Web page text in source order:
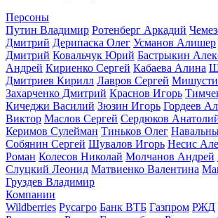
Персоны
Путин Владимир Ротенберг Аркадий
Дмитрий Дерипаска Олег Усманов Алишер
Дмитрий Ковальчук Юрий Бастрыкин
Андрей Кириенко Сергей Кабаева Алина
Дмитриев Кирилл Лавров Сергей
Захарченко Дмитрий Краснов Игорь
Кичеджи Василий Зюзин Игорь Гордеев
Виктор Маслов Сергей Сердюков
Керимов Сулейман Тиньков Олег
Собянин Сергей Шувалов Игорь Несис
Роман Колесов Николай Молчанов Андрей
Слуцкий Леонид Матвиенко Валентина
Груздев Владимир
Компании
Wildberries Русагро Банк ВТБ Газпром РЖД